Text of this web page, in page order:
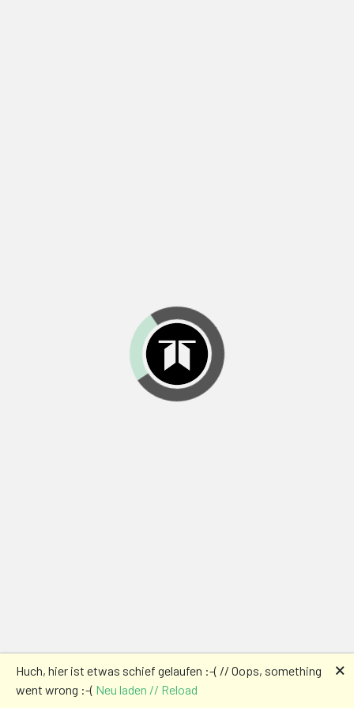
Huch, hier ist etwas schief gelaufen :-( // Oops, something
went wrong :-( Neu laden // Reload
🗙